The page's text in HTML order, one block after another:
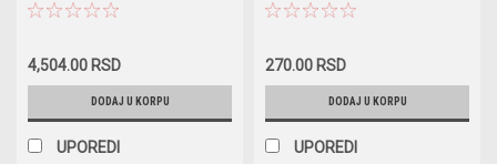
4,504.00 RSD
DODAJ U KORPU
UPOREDI
63126904931 / 63128361289 /
63216926911 / 63217160780
270.00 RSD
DODAJ U KORPU
UPOREDI